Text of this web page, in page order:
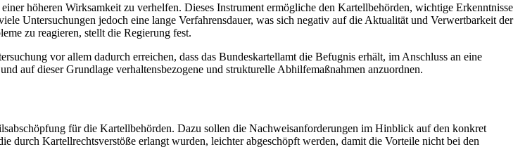
höheren Wirksamkeit zu verhelfen. Dieses Instrument ermögliche den Kartellbehörden, wichtige Erkenntnisse
Untersuchungen jedoch eine lange Verfahrensdauer, was sich negativ auf die Aktualität und Verwertbarkeit der
zu reagieren, stellt die Regierung fest.
vor allem dadurch erreichen, dass das Bundeskartellamt die Befugnis erhält, im Anschluss an eine
auf dieser Grundlage verhaltensbezogene und strukturelle Abhilfemaßnahmen anzuordnen.
für die Kartellbehörden. Dazu sollen die Nachweisanforderungen im Hinblick auf den konkret
durch Kartellrechtsverstöße erlangt wurden, leichter abgeschöpft werden, damit die Vorteile nicht bei den